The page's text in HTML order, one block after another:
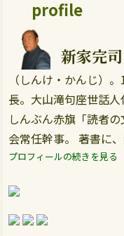
profile
新家完司
（しんけ・かんじ）
長。大山滝句座世話人
しんぶん赤旗「読者
会常任幹事。 著書に
プロフィールの続きを見る